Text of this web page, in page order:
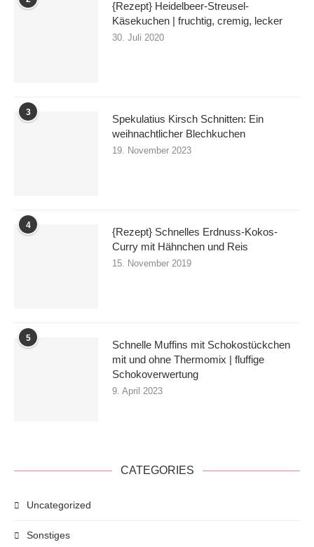
{Rezept} Heidelbeer-Streusel-
Käsekuchen | fruchtig, cremig, lecker
30. Juli 2020
3
Spekulatius Kirsch Schnitten: Ein
weihnachtlicher Blechkuchen
19. November 2023
4
{Rezept} Schnelles Erdnuss-Kokos-
Curry mit Hähnchen und Reis
15. November 2019
5
Schnelle Muffins mit Schokostückchen
mit und ohne Thermomix | fluffige
Schokoverwertung
9. April 2023
CATEGORIES
Uncategorized
Sonstiges